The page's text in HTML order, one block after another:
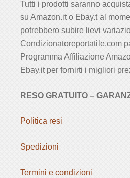
Tutti i prodotti saranno
su Amazon.it o Ebay.t al
potrebbero subire lievi
Condizionatoreportatile.com
Programma Affiliazione
Ebay.it per fornirti i migliori
RESO GRATUITO –
Politica resi
Spedizioni
Termini e condizioni